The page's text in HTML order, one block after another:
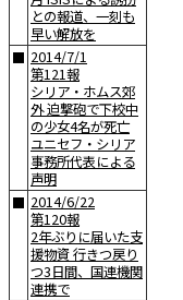
との報道、一刻も
早い解放を
■ 2014/7/1
第121報
シリア・ホムス郊
外 迫撃砲で下校中
の少女4名が死亡
ユニセフ・シリア
事務所代表による
声明
■ 2014/6/22
第120報
2年ぶりに届いた支
援物資 行きつ戻り
つ3日間、国連機関
連携で